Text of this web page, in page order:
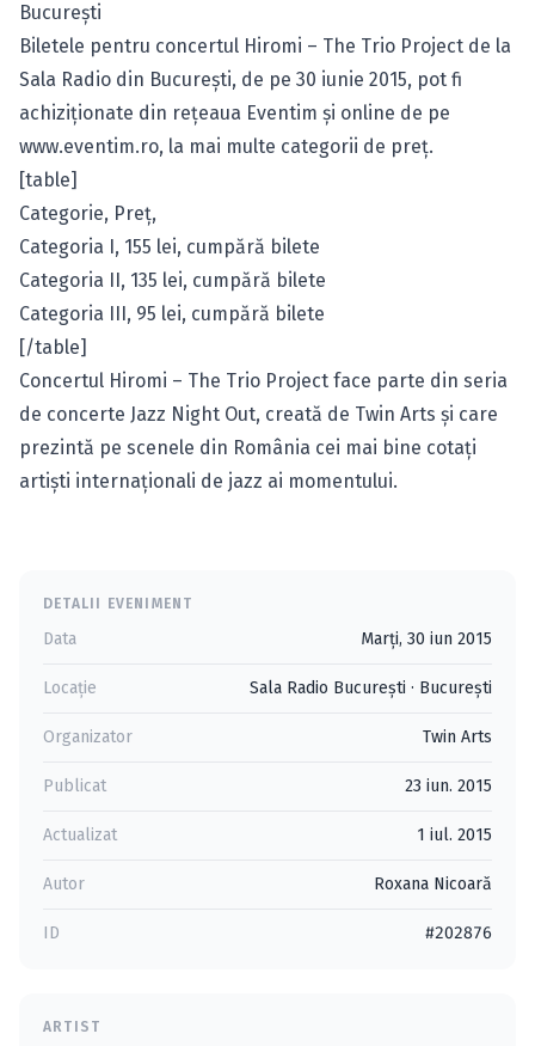
Bucureşti
Biletele pentru concertul Hiromi – The Trio Project de la
Sala Radio din Bucureşti, de pe 30 iunie 2015, pot fi
achiziţionate din reţeaua Eventim şi online de pe
www.eventim.ro, la mai multe categorii de preţ.
[table]
Categorie, Preţ,
Categoria I, 155 lei, cumpără bilete
Categoria II, 135 lei, cumpără bilete
Categoria III, 95 lei, cumpără bilete
[/table]
Concertul Hiromi – The Trio Project face parte din seria
de concerte Jazz Night Out, creată de Twin Arts şi care
prezintă pe scenele din România cei mai bine cotaţi
artişti internaţionali de jazz ai momentului.
DETALII EVENIMENT
Data Marți, 30 iun 2015
Locație Sala Radio Bucureşti · Bucureşti
Organizator Twin Arts
Publicat 23 iun. 2015
Actualizat 1 iul. 2015
Autor Roxana Nicoară
ID #202876
ARTIST